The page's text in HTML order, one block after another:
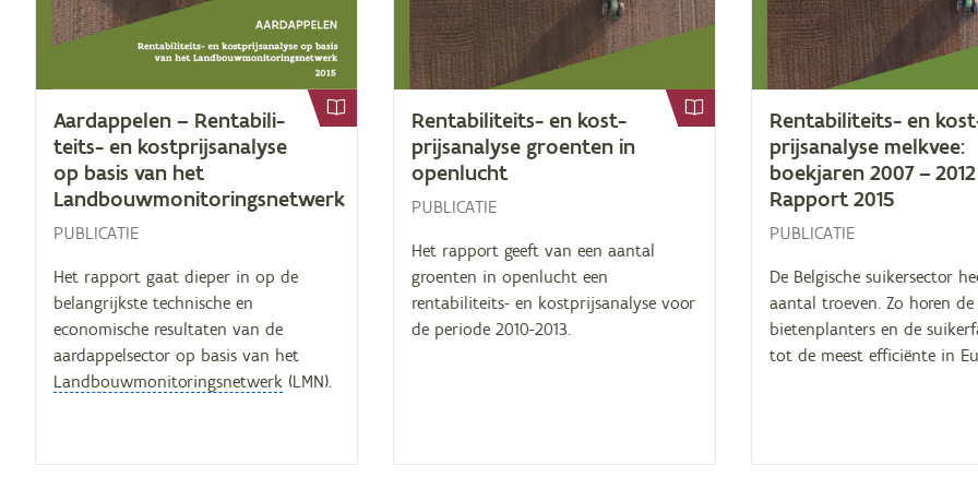
Aard­ap­pe­len – Ren­ta­bi­li­
teits- en kost­prijs­ana­ly­se
op ba­sis van het
Landbouwmonitoringsnetwerk
PUBLICATIE
Het rapport gaat dieper in op de
belangrijkste technische en
economische resultaten van de
aardappelsector op basis van het
Landbouwmonitoringsnetwerk (LMN).
Ren­ta­bi­li­teits- en kost­
prijs­ana­ly­se groen­ten in
openlucht
PUBLICATIE
Het rapport geeft van een aantal
groenten in openlucht een
rentabiliteits- en kostprijsanalyse voor
de periode 2010-2013.
Ren­ta­bi­li­teits- en
prijs­ana­ly­se melk­vee:
boek­ja­ren 2007– 2012
Rap­port 2015
PUBLICATIE
De Belgische suikersector
aantal troeven. Zo horen de
bietenplanters en de
tot de meest efficiënte in